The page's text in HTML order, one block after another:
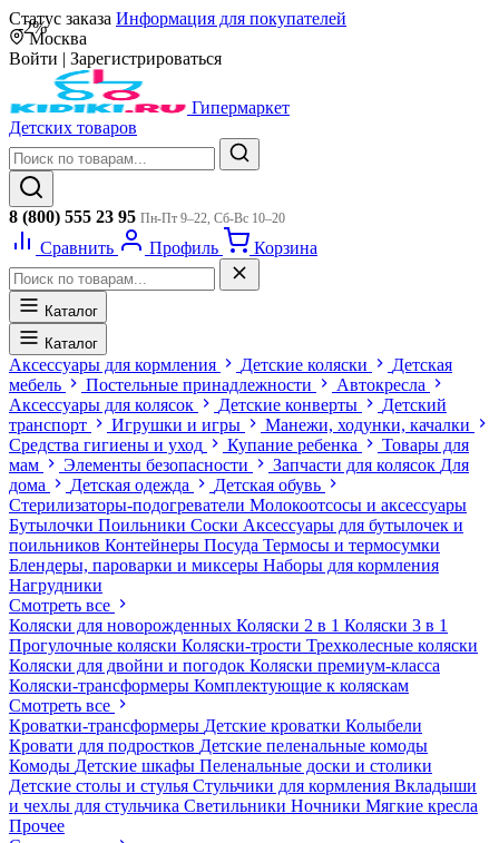
Статус заказа Информация для покупателей
Москва
Войти | Зарегистрироваться
Гипермаркет
Детских товаров
8 (800) 555 23 95 Пн-Пт 9–22, Сб-Вс 10–20
Сравнить Профиль Корзина
Каталог
Каталог
Аксессуары для кормления Детские коляски
Детская
мебель
Постельные принадлежности
Автокресла
Аксессуары для колясок
Детские конверты
Детский
транспорт
Игрушки и игры
Манежи, ходунки, качалки
Средства гигиены и уход
Купание ребенка
Товары для
мам
Элементы безопасности Запчасти для колясок Для
дома
Детская одежда
Детская обувь
Стерилизаторы-подогреватели Молокоотсосы и аксессуары
Бутылочки Поильники Соски Аксессуары для бутылочек и
поильников Контейнеры Посуда Термосы и термосумки
Блендеры, пароварки и миксеры Наборы для кормления
Нагрудники
Смотреть все
Коляски для новорожденных Коляски 2 в 1 Коляски 3 в 1
Прогулочные коляски Коляски-трости Трехколесные коляски
Коляски для двойни и погодок Коляски премиум-класса
Коляски-трансформеры Комплектующие к коляскам
Смотреть все
Кроватки-трансформеры Детские кроватки Колыбели
Кровати для подростков Детские пеленальные комоды
Комоды Детские шкафы Пеленальные доски и столики
Детские столы и стулья Стульчики для кормления Вкладыши
и чехлы для стульчика Светильники Ночники Мягкие кресла
Прочее
-2%